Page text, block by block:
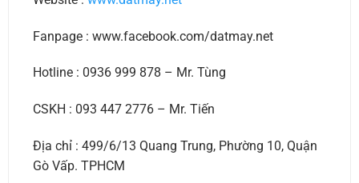
Fanpage : www.facebook.com/datmay.net
Hotline : 0936 999 878 – Mr. Tùng
CSKH : 093 447 2776 – Mr. Tiến
Địa chỉ : 499/6/13 Quang Trung, Phường 10, Quận
Gò Vấp. TPHCM